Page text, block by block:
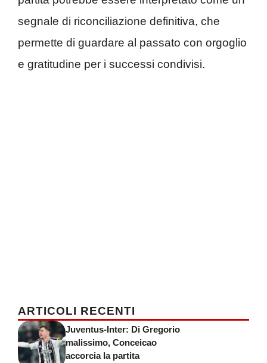
segnale di riconciliazione definitiva, che
permette di guardare al passato con orgoglio
e gratitudine per i successi condivisi.
ARTICOLI RECENTI
Juventus-Inter: Di Gregorio
malissimo, Conceicao
accorcia la partita